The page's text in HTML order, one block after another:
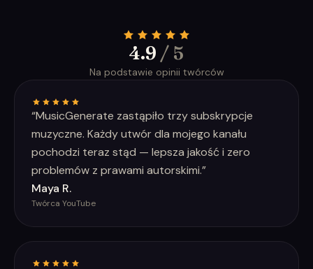
4.9 / 5
Na podstawie opinii twórców
“MusicGenerate zastąpiło trzy subskrypcje
muzyczne. Każdy utwór dla mojego kanału
pochodzi teraz stąd — lepsza jakość i zero
problemów z prawami autorskimi.”
Maya R.
Twórca YouTube